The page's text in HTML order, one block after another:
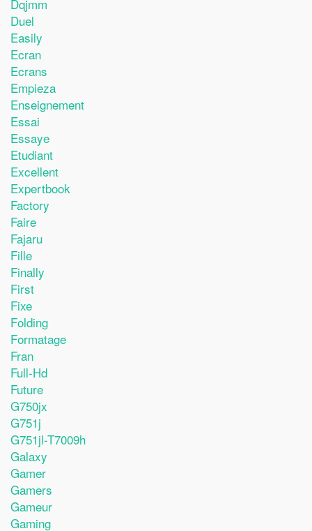
Dqjmm
Duel
Easily
Ecran
Ecrans
Empieza
Enseignement
Essai
Essaye
Etudiant
Excellent
Expertbook
Factory
Faire
Fajaru
Fille
Finally
First
Fixe
Folding
Formatage
Fran
Full-Hd
Future
G750jx
G751j
G751jl-T7009h
Galaxy
Gamer
Gamers
Gameur
Gaming